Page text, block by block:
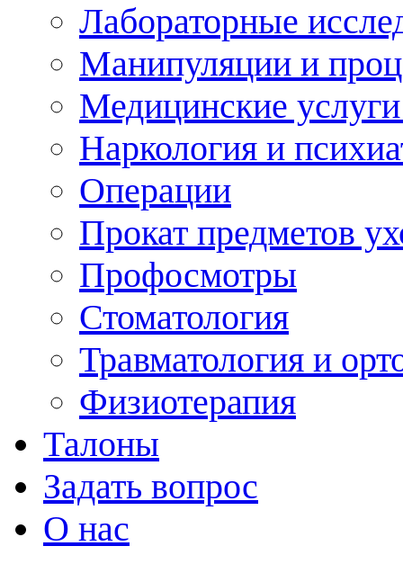
Лабораторные
Манипуляции и
Медицинские
Наркология и
Операции
Прокат предметов
Профосмотры
Стоматология
Травматология и
Физиотерапия
Талоны
Задать вопрос
О нас